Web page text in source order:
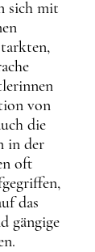
sich mit
von
die
in der
oft
das
gängige